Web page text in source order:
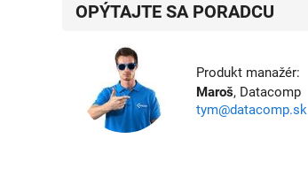
OPÝTAJTE SA PORADCU
Produkt manažér:
Maroš, Datacomp
tym@datacomp.sk